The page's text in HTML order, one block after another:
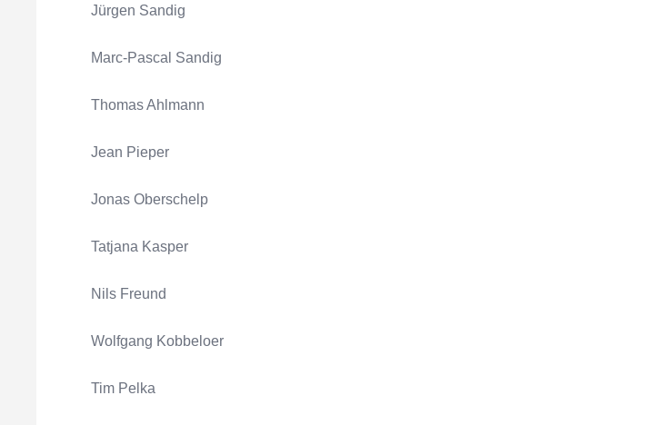
Jürgen Sandig
Marc-Pascal Sandig
Thomas Ahlmann
Jean Pieper
Jonas Oberschelp
Tatjana Kasper
Nils Freund
Wolfgang Kobbeloer
Tim Pelka